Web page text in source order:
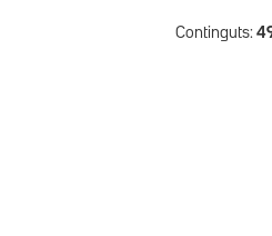
Continguts: